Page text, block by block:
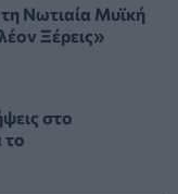
Νωτιαία Μυϊκή
Ξέρεις»
στο
το